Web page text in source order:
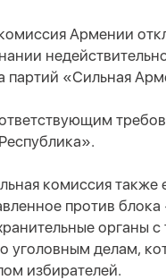
Армении
партий «Сильная
комиссия также
против
органы
уголовным делам,
избирателей.